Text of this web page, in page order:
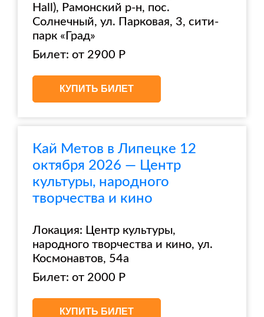
Hall), Рамонский р-н, пос.
Солнечный, ул. Парковая, 3, сити-
парк «Град»
Билет: от 2900 Р
КУПИТЬ БИЛЕТ
Кай Метов в Липецке 12
октября 2026 — Центр
культуры, народного
творчества и кино
Локация: Центр культуры,
народного творчества и кино, ул.
Космонавтов, 54а
Билет: от 2000 Р
КУПИТЬ БИЛЕТ